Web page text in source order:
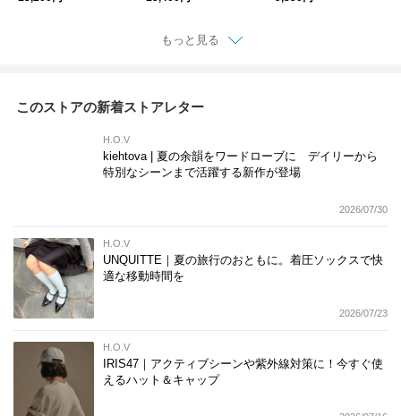
石 パール
チェーン 月モチーフ
もっと見る
このストアの新着ストアレター
H.O.V
kiehtova | 夏の余韻をワードローブに デイリーから
特別なシーンまで活躍する新作が登場
2026/07/30
H.O.V
UNQUITTE｜夏の旅行のおともに。着圧ソックスで快
適な移動時間を
2026/07/23
H.O.V
IRIS47｜アクティブシーンや紫外線対策に！今すぐ使
えるハット＆キャップ